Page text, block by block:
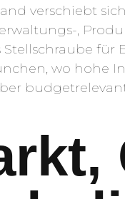
verschiebt
,
wo hohe